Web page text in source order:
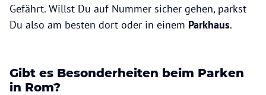
Gefährt. Willst Du auf Nummer sicher gehen, parkst
Du also am besten dort oder in einem Parkhaus.
Gibt es Besonderheiten beim Parken
in Rom?